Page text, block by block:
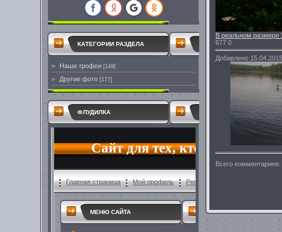
КАТЕГОРИИ РАЗДЕЛА
Наши трофеи [149]
Другие фото [177]
ФЛУДИЛКА
В реальном размере
677 0
Добавлено 15.04.2015
Всего комментариев: